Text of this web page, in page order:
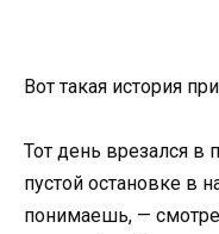
Вот такая история
Тот день врезался в
пустой остановке в
понимаешь, —